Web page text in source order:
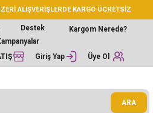
ALIŞVERİŞLERDE KARGO ÜCRETSİZ
Destek
Kargom Nerede?
Giriş Yap Üye Ol
ARA